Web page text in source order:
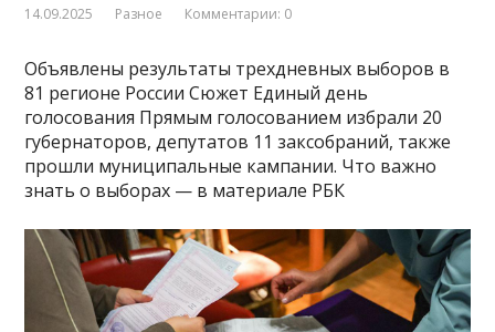
14.09.2025 Разное Комментарии: 0
Объявлены результаты трехдневных выборов в
81 регионе России Сюжет Единый день
голосования Прямым голосованием избрали 20
губернаторов, депутатов 11 заксобраний, также
прошли муниципальные кампании. Что важно
знать о выборах — в материале РБК